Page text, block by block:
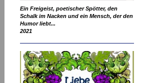
Ein Freigeist, poetischer Spötter, den
Schalk im Nacken und ein Mensch, der den
Humor liebt...
2021